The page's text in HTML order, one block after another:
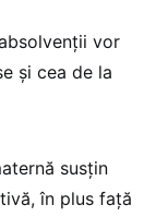
vor
și cea de la
susțin
în plus față